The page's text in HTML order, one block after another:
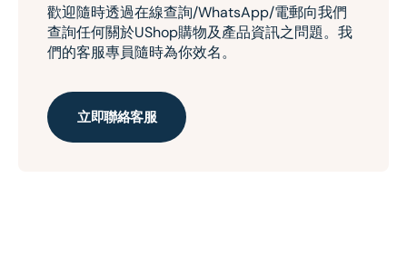
歡迎隨時透過在線查詢/WhatsApp/電郵向我們
查詢任何關於UShop購物及產品資訊之問題。我
們的客服專員隨時為你效名。
立即聯絡客服